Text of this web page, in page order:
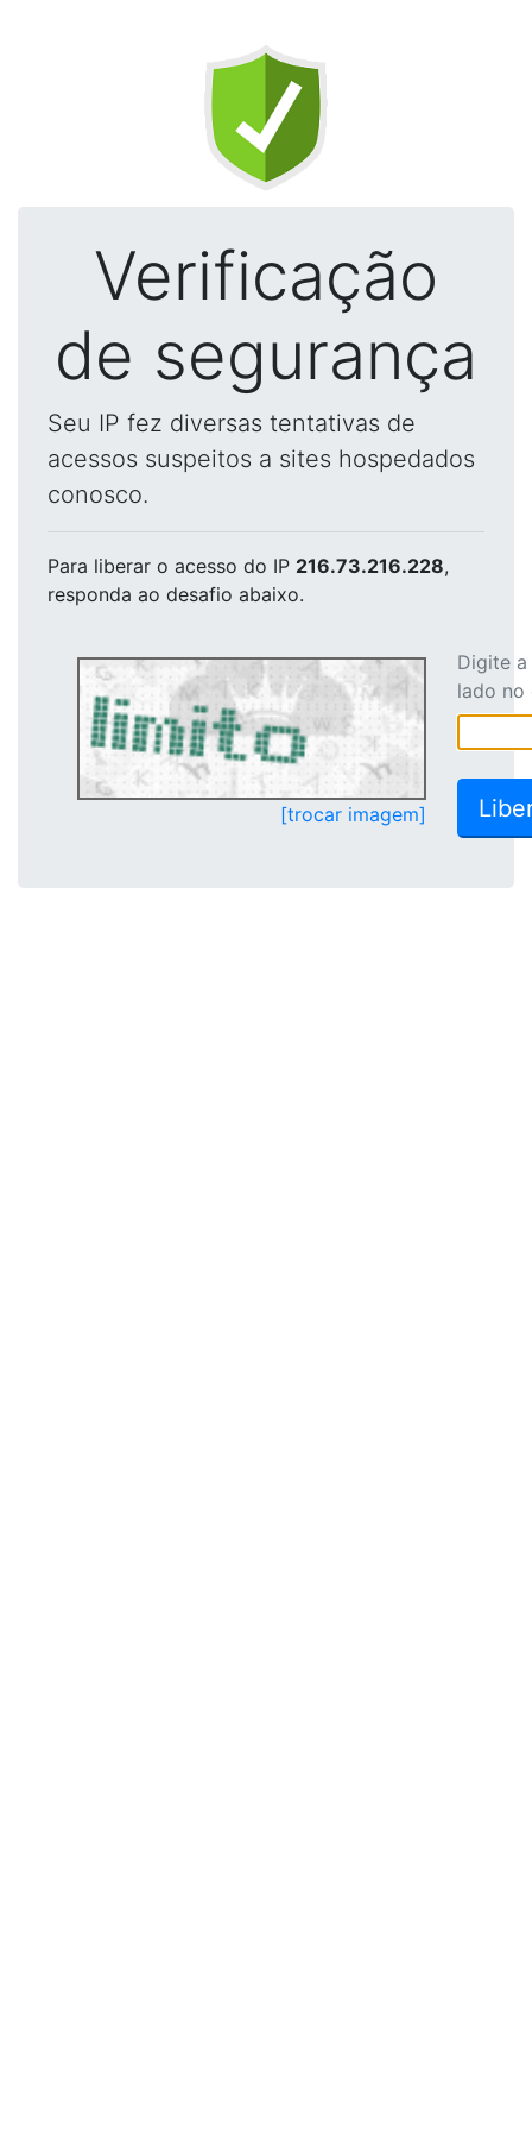
Verificação
de segurança
Seu IP fez diversas tentativas de
acessos suspeitos a sites hospedados
conosco.
Para liberar o acesso do IP 216.73.216.228,
responda ao desafio abaixo.
[trocar imagem]
Digite
lado no